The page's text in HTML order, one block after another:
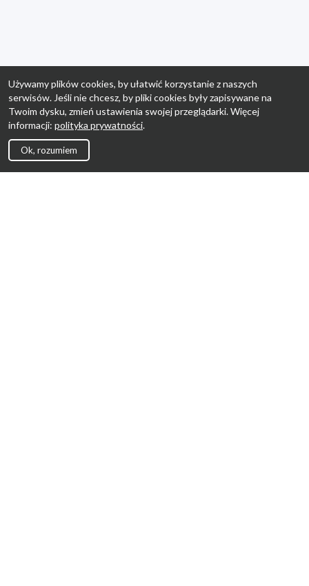
Używamy plików cookies, by ułatwić korzystanie z naszych
serwisów. Jeśli nie chcesz, by pliki cookies były zapisywane na
Twoim dysku, zmień ustawienia swojej przeglądarki. Więcej
informacji: polityka prywatności.
Ok, rozumiem